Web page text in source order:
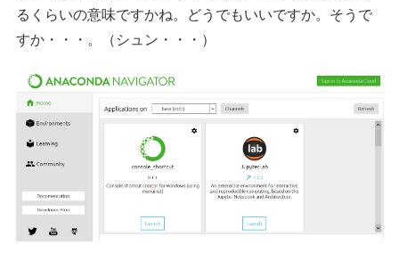
るくらいの意味ですかね。どうでもいいですか。そうで
すか・・・。（シュン・・・）